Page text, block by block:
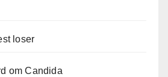
loser
om Candida